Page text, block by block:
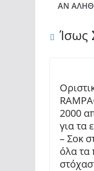
ΑΝ
Ίσως
2000
για τα
– Σοκ
όλα τα